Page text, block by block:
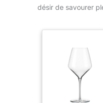
désir de savourer